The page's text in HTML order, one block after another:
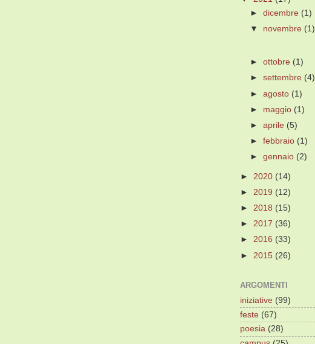
►dicembre (1)
▼ novembre (1)
►ottobre (1)
►settembre (4)
►agosto (1)
► maggio (1)
►aprile (5)
►febbraio (1)
►gennaio (2)
► 2020 (14)
► 2019 (12)
► 2018 (15)
► 2017 (36)
► 2016 (33)
► 2015 (26)
ARGOMENTI
iniziative (99)
feste (67)
poesia (28)